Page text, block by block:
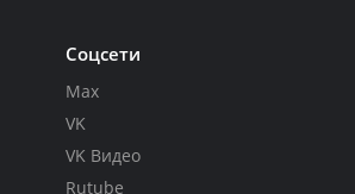
Соцсети
Max
VK
VK Видео
Rutube